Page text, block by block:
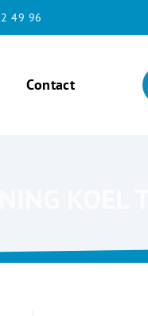
49 96
Contact